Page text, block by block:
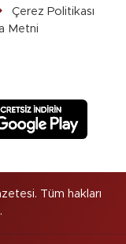
Çerez Politikası
Metni
Tüm hakları